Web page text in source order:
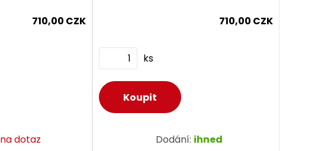
710,00 CZK
na dotaz
710,00 CZK
ks
Dodání: ihned